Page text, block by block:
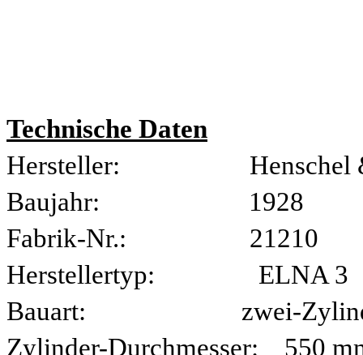
Technische Daten
Hersteller: Henschel &
Baujahr: 1928
Fabrik-Nr.: 21210
Herstellertyp: ELNA 3
Bauart: zwei-Zylinder
Zylinder-Durchmesser: 550